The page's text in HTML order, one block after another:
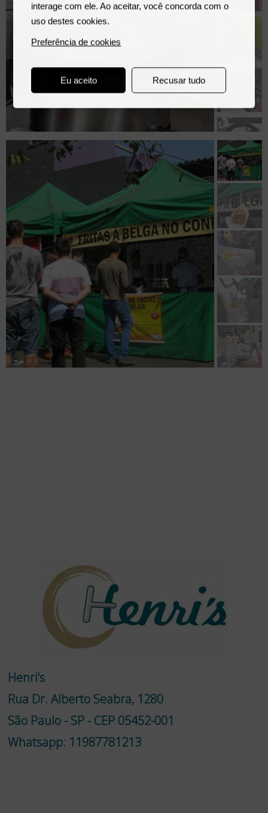
Henri's
Rua Dr. Alberto Seabra, 1280
São Paulo - SP - CEP 05452-001
Whatsapp: 11987781213
interage com ele. Ao aceitar, você concorda com o
uso destes cookies.
Preferência de cookies
Eu aceito Recusar tudo